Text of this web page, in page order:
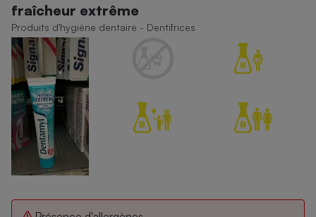
fraîcheur extrême
Produits d'hygiène dentaire - Dentifrices